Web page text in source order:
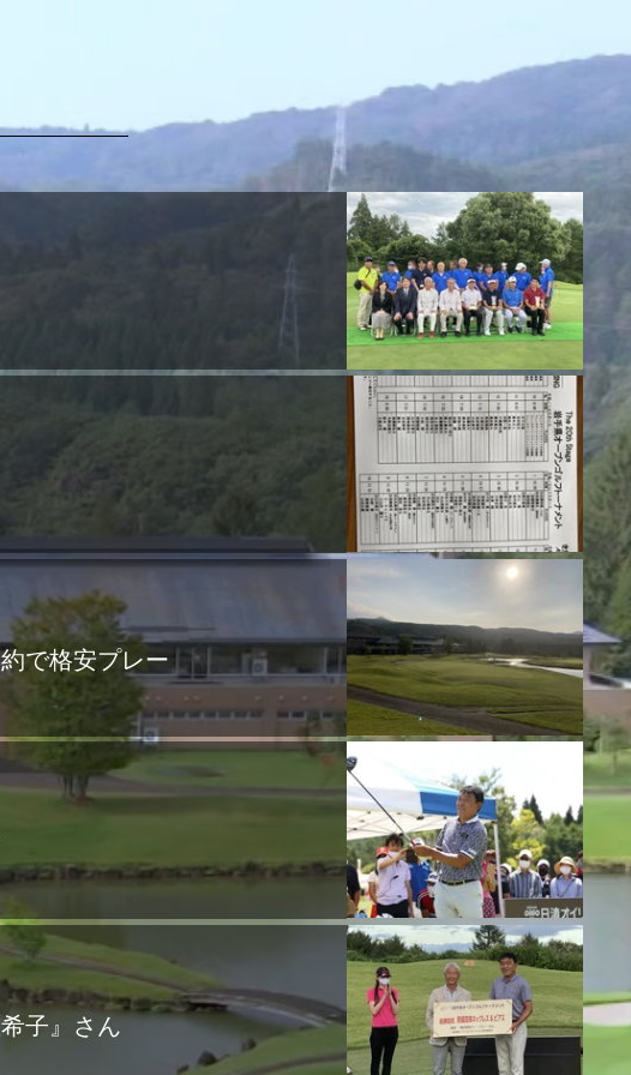
で格安プレー
子』さん